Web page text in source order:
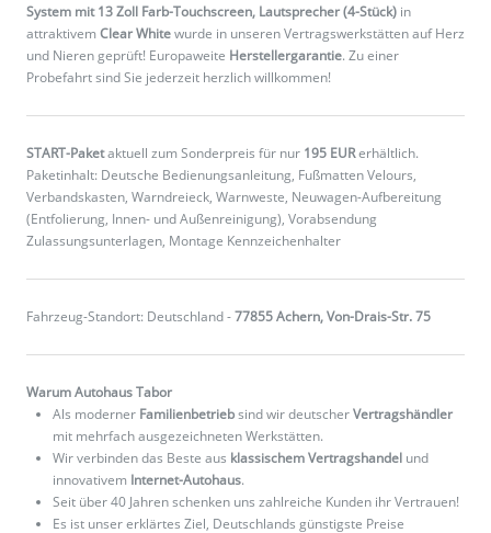
System mit 13 Zoll Farb-Touchscreen, Lautsprecher (4-Stück) in
attraktivemClear Whitewurde in unseren Vertragswerkstätten auf Herz
und Nieren geprüft! Europaweite Herstellergarantie. Zu einer
Probefahrt sind Sie jederzeit herzlich willkommen!
START-Paketaktuell zum Sonderpreis für nur 195 EURerhältlich.
Paketinhalt: Deutsche Bedienungsanleitung, Fußmatten Velours,
Verbandskasten, Warndreieck, Warnweste, Neuwagen-Aufbereitung
(Entfolierung, Innen- und Außenreinigung), Vorabsendung
Zulassungsunterlagen, Montage Kennzeichenhalter
Fahrzeug-Standort: Deutschland -77855 Achern, Von-Drais-Str. 75
Warum Autohaus Tabor
Als moderner Familienbetriebsind wir deutscherVertragshändler
mit mehrfach ausgezeichneten Werkstätten.
Wir verbinden das Beste aus klassischem Vertragshandel und
innovativem Internet-Autohaus.
Seit über 40 Jahren schenken uns zahlreiche Kunden ihr Vertrauen!
Es ist unser erklärtes Ziel, Deutschlands günstigste Preise